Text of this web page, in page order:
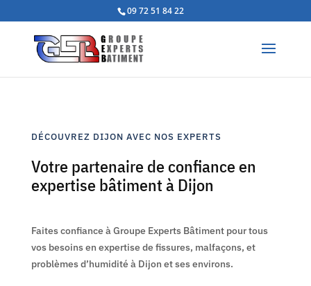
09 72 51 84 22
DÉCOUVREZ DIJON AVEC NOS EXPERTS
Votre partenaire de confiance en
expertise bâtiment à Dijon
Faites confiance à Groupe Experts Bâtiment pour tous
vos besoins en expertise de fissures, malfaçons, et
problèmes d’humidité à Dijon et ses environs.